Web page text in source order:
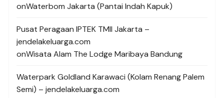
onWaterbom Jakarta (Pantai Indah Kapuk)
Pusat Peragaan IPTEK TMII Jakarta –
jendelakeluarga.com
onWisata Alam The Lodge Maribaya Bandung
Waterpark Goldland Karawaci (Kolam Renang Palem
Semi) – jendelakeluarga.com